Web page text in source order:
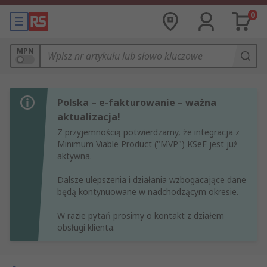
0
MPN
Polska – e-fakturowanie – ważna
aktualizacja!
Z przyjemnością potwierdzamy, że integracja z
Minimum Viable Product ("MVP") KSeF jest już
aktywna.
Dalsze ulepszenia i działania wzbogacające dane
będą kontynuowane w nadchodzącym okresie.
W razie pytań prosimy o kontakt z działem
obsługi klienta.